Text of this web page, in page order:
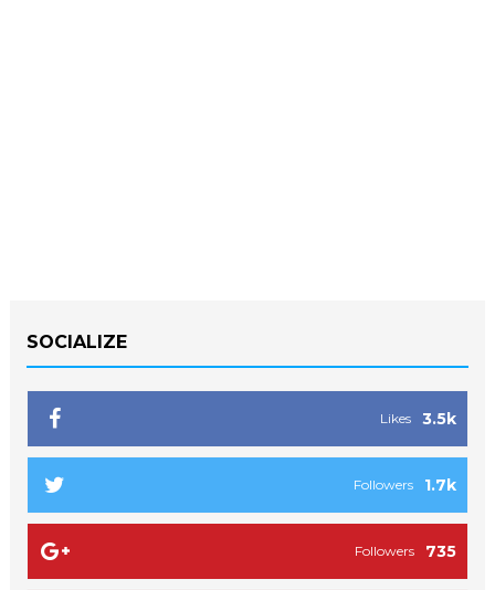
SOCIALIZE
3.5k
Likes
1.7k
Followers
735
Followers